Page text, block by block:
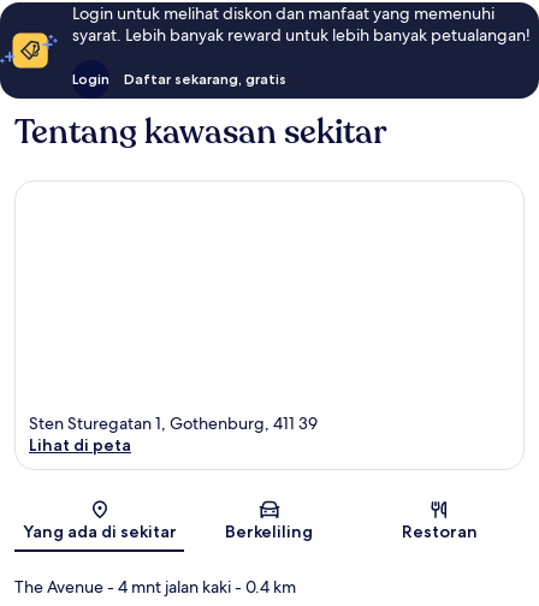
Login untuk melihat diskon dan manfaat yang memenuhi
syarat. Lebih banyak reward untuk lebih banyak petualangan!
Login Daftar sekarang, gratis
Tentang kawasan sekitar
Peta
Sten Sturegatan 1, Gothenburg, 411 39
Lihat di peta
Yang ada di sekitar Berkeliling Restoran
The Avenue- 4 mnt jalan kaki- 0.4 km